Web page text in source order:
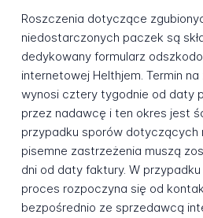
Roszczenia dotyczące
niedostarczonych paczek są
dedykowany formularz
internetowej Helthjem. Termin na
wynosi cztery tygodnie od daty
przez nadawcę i ten okres jest
przypadku sporów dotyczących
pisemne zastrzeżenia muszą
dni od daty faktury. W
proces rozpoczyna się od
bezpośrednio ze sprzedawcą